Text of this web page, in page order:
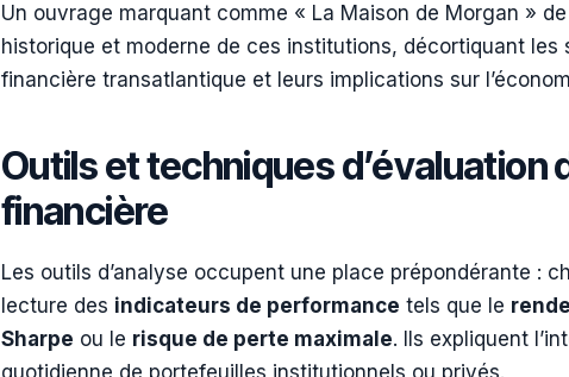
Un ouvrage marquant comme « La Maison de Morgan »
historique et moderne de ces institutions, décortiquant
financière transatlantique et leurs implications sur
Outils et techniques d’évaluation
financière
Les outils d’analyse occupent une place prépondérante :
lecture des indicateurs de performance tels que le
Sharpe ou le risque de perte maximale. Ils expliquent
quotidienne de portefeuilles institutionnels ou privés.